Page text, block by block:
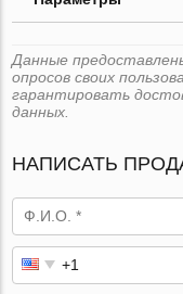
Данные
опросов своих
гарантировать
данных.
НАПИСАТЬ